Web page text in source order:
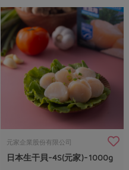
個人清潔
減塑減廢
食農教育
元家企業股份有限公司
日本生干貝-4S(元家)-1000g